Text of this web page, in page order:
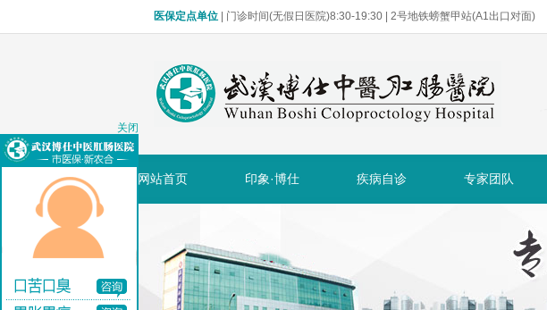
医保定点单位 | 门诊时间(无假日医院)8:30-19:30 | 2号地铁螃蟹甲站(A1出口对面)
网站首页 印象·博仕 疾病自诊 专家团队
关闭